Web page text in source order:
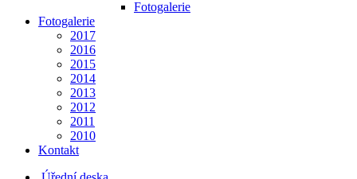
Fotogalerie
Fotogalerie
2017
2016
2015
2014
2013
2012
2011
2010
Kontakt